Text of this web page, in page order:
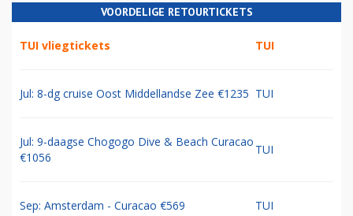
VOORDELIGE RETOURTICKETS
TUI vliegtickets TUI
Jul: 8-dg cruise Oost Middellandse Zee €1235 TUI
Jul: 9-daagse Chogogo Dive & Beach Curacao
€1056
TUI
Sep: Amsterdam - Curacao €569 TUI